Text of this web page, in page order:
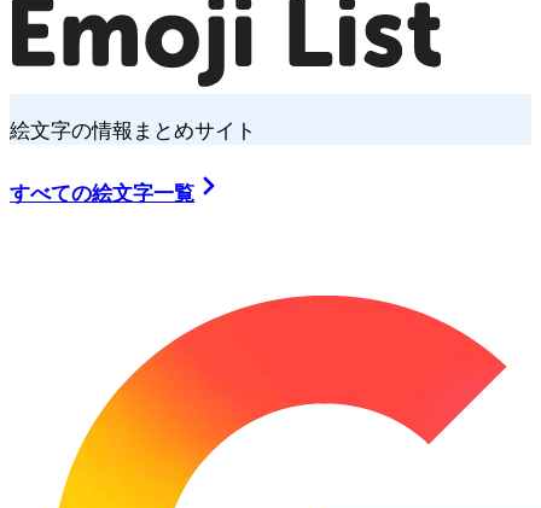
絵文字の情報まとめサイト
すべての絵文字一覧